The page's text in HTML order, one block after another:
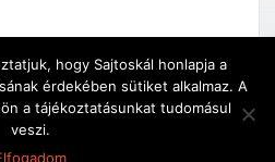
© 2018 Sajtoskál
hogy Sajtoskál honlapja a
érdekében sütiket alkalmaz. A
a tájékoztatásunkat tudomásul
veszi.